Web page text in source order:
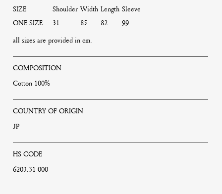
SIZE
Shoulder Width Length Sleeve
ONE SIZE
31 85 82
99
all sizes are provided in cm.
COMPOSITION
Cotton 100%
COUNTRY OF ORIGIN
JP
HS CODE
6203.31 000